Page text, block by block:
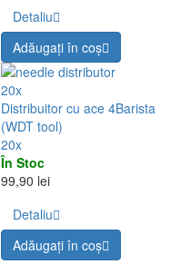
Detaliu
Adăugați în coş
20x
Distribuitor cu ace 4Barista
(WDT tool)
20x
În Stoc
99,90 lei
Detaliu
Adăugați în coş